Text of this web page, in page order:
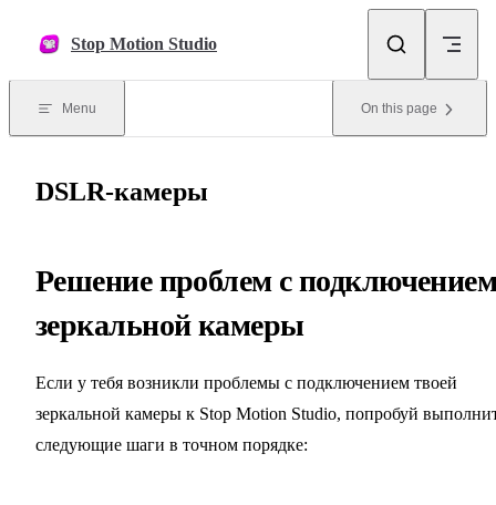
Stop Motion Studio
Menu On this page
DSLR-камеры
Решение проблем с
зеркальной камеры
Если у тебя возникли проблемы с подключением твоей
зеркальной камеры к Stop Motion Studio, попробуй
следующие шаги в точном порядке: